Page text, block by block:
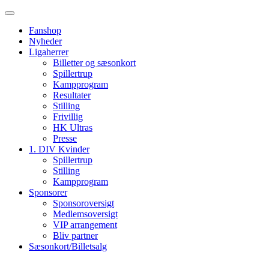
Fanshop
Nyheder
Ligaherrer
Billetter og sæsonkort
Spillertrup
Kampprogram
Resultater
Stilling
Frivillig
HK Ultras
Presse
1. DIV Kvinder
Spillertrup
Stilling
Kampprogram
Sponsorer
Sponsoroversigt
Medlemsoversigt
VIP arrangement
Bliv partner
Sæsonkort/Billetsalg